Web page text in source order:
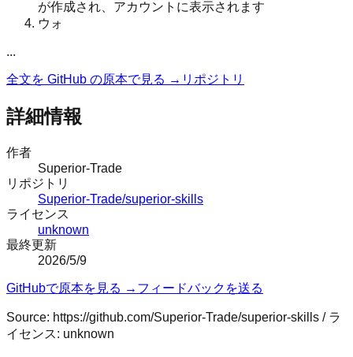
が作成され、アカウントに表示されます
ウォ
...
全文を GitHub の原本で見る → リポジトリ
詳細情報
作者
Superior-Trade
リポジトリ
Superior-Trade/superior-skills
ライセンス
unknown
最終更新
2026/5/9
GitHubで原本を見る → フィードバックを送る
Source: https://github.com/Superior-Trade/superior-skills / ラ
イセンス: unknown